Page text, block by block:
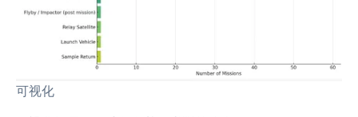
可视化